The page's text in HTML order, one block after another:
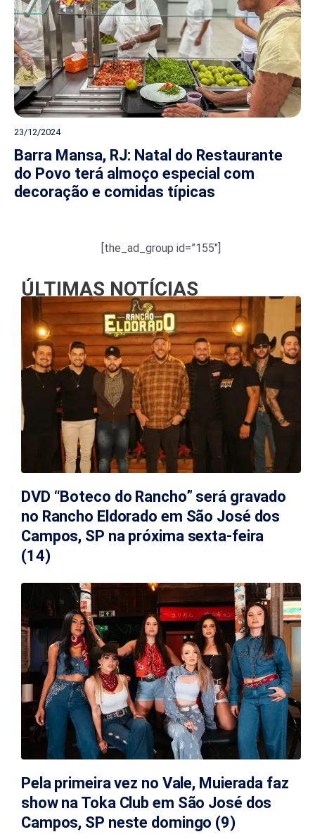
23/12/2024
Barra Mansa, RJ: Natal do Restaurante
do Povo terá almoço especial com
decoração e comidas típicas
[the_ad_group id=”155″]
ÚLTIMAS NOTÍCIAS
DVD “Boteco do Rancho” será gravado
no Rancho Eldorado em São José dos
Campos, SP na próxima sexta-feira
(14)
Pela primeira vez no Vale, Muierada faz
show na Toka Club em São José dos
Campos, SP neste domingo (9)